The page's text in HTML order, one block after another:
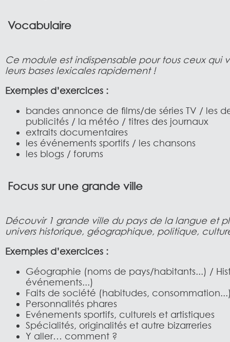
Vocabulaire
Ce module est indispensable pour tous ceux qui
leurs bases lexicales rapidement !
Exemples d’exercices :
bandes annonce de films/de séries TV / les
publicités / la météo / titres des journaux
extraits documentaires
les événements sportifs / les chansons
les blogs / forums
Focus sur une grande ville
Découvir 1 grande ville du pays de la langue et
univers historique, géographique, politique,
Exemples d’exercices :
Géographie (noms de pays/habitants...) /
événements...)
Faits de société (habitudes,
Personnalités phares
Evénements sportifs, culturels et artistiques
Spécialités, originalités et autre bizarreries
Y aller… comment ?